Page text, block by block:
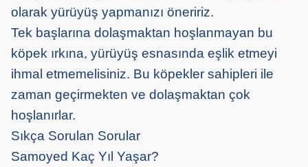
olarak yürüyüş yapmanızı öneririz.
Tek başlarına dolaşmaktan hoşlanmayan bu
köpek ırkına, yürüyüş esnasında eşlik etmeyi
ihmal etmemelisiniz. Bu köpekler sahipleri ile
zaman geçirmekten ve dolaşmaktan çok
hoşlanırlar.
Sıkça Sorulan Sorular
Samoyed Kaç Yıl Yaşar?